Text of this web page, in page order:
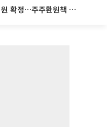
SK하이닉스, 분기배당 375원 확정…주주환원책 9월로 앞당겨 발표